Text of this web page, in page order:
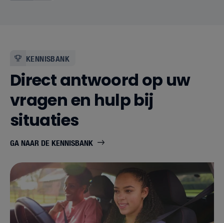
KENNISBANK
Direct antwoord op uw
vragen en hulp bij
situaties
GA NAAR DE KENNISBANK